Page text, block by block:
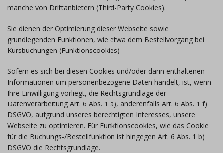
manche von Drittanbietern (Third-Party Cookies).
Sie dienen der Optimierung dieser Webseite sowie
grundlegenden Funktionen, wie etwa dem Bestellvorgang bei
Kursbuchungen (Funktionscookies)
Sofern es sich bei diesen Cookies und/oder darin enthaltenen
Informationen um personenbezogene Daten handelt, ist, wenn
Ihre Einwilligung vorliegt, die Rechtsgrundlage der
Datenverarbeitung Art. 6 Abs. 1 a), anderenfalls Art. 6 Abs. 1 f)
DSGVO, aufgrund unseres berechtigten Interesses, unsere
Webseite zu optimieren. Für Funktionscookies, wie das Cookie
für die Buchungs-/Bestellfunktion ist hingegen Art. 6 Abs. 1 b)
DSGVO die Rechtsgrundlage.